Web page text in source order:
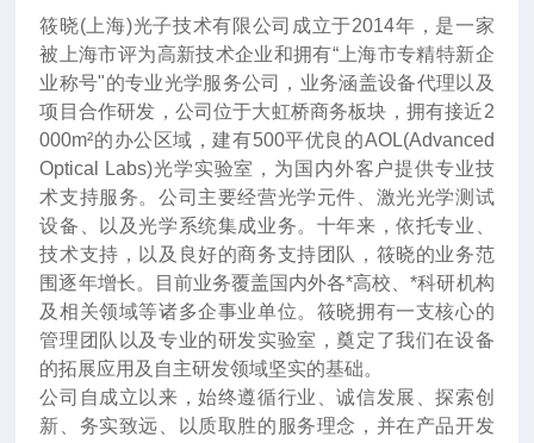
筱晓(上海)光子技术有限公司成立于2014年 ， 是一家
被上海市评为高新技术企业和拥有“上海市专精特新企
业称号"的专业光学服务公司，业务涵盖设备代理以及
项目合作研发，公司位于大虹桥商务板块，拥有接近2
000m²的办公区域，建有500平优良的AOL(Advanced
Optical Labs)光学实验室，为国内外客户提供专业技
术支持服务。公司主要经营光学元件、激光光学测试
设备、以及光学系统集成业务。十年来 ，依托专业、
技术支持，以及良好的商务支持团队，筱晓的业务范
围逐年增长。目前业务覆盖国内外各*高校、*科研机构
及相关领域等诸多企事业单位。筱晓拥有一支核心的
管理团队以及专业的研发实验室，奠定了我们在设备
的拓展应用及自主研发领域坚实的基础。
公司自成立以来，始终遵循行业、诚信发展、探索创
新、务实致远、以质取胜的服务理念，并在产品开发